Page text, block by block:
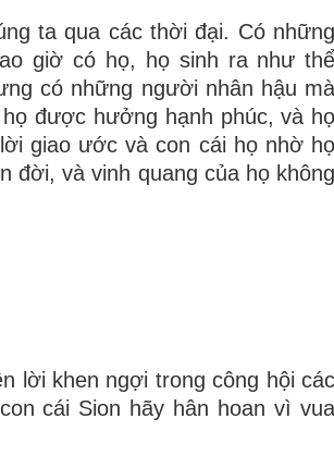
ta qua các thời đại. Có những
giờ có họ, họ sinh ra như thể
có những người nhân hậu mà
được hưởng hạnh phúc, và họ
giao ước và con cái họ nhờ họ
đời, và vinh quang của họ không
lời khen ngợi trong công hội các
cái Sion hãy hân hoan vì vua